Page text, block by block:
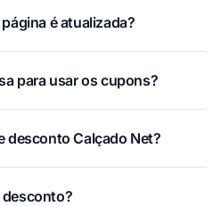
é atualizada?
para usar os cupons?
desconto Calçado Net?